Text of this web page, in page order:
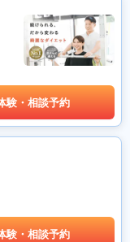
験・相談予約
験・相談予約